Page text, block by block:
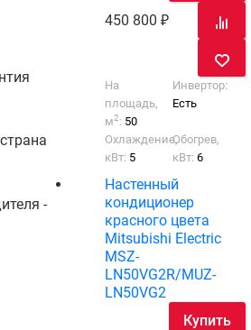
-
450 800
На
площадь,
м2: 50
Инвертор:
Есть
Охлаждение,
кВт: 5
Обогрев,
кВт:6
Настенный
кондиционер
красного цвета
Mitsubishi Electric
MSZ-
LN50VG2R/MUZ-
LN50VG2
Купить